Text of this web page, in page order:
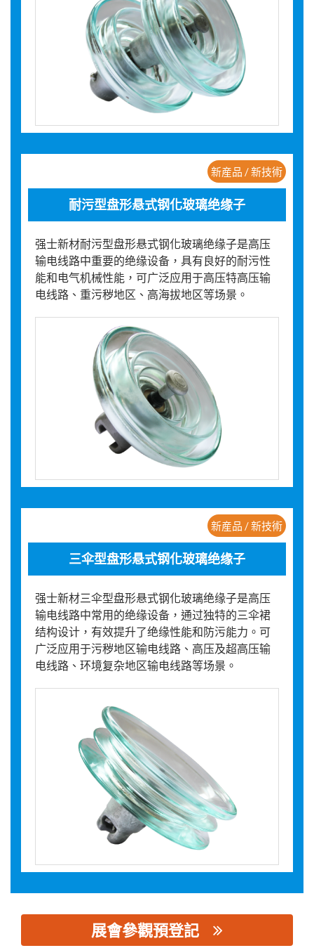
新産品 / 新技術
耐污型盘形悬式钢化玻璃绝缘子
强士新材耐污型盘形悬式钢化玻璃绝缘子是高压
输电线路中重要的绝缘设备，具有良好的耐污性
能和电气机械性能，可广泛应用于高压特高压输
电线路、重污秽地区、高海拔地区等场景。
新産品 / 新技術
三伞型盘形悬式钢化玻璃绝缘子
强士新材三伞型盘形悬式钢化玻璃绝缘子是高压
输电线路中常用的绝缘设备，通过独特的三伞裙
结构设计，有效提升了绝缘性能和防污能力。可
广泛应用于污秽地区输电线路、高压及超高压输
电线路、环境复杂地区输电线路等场景。
展會參觀預登記